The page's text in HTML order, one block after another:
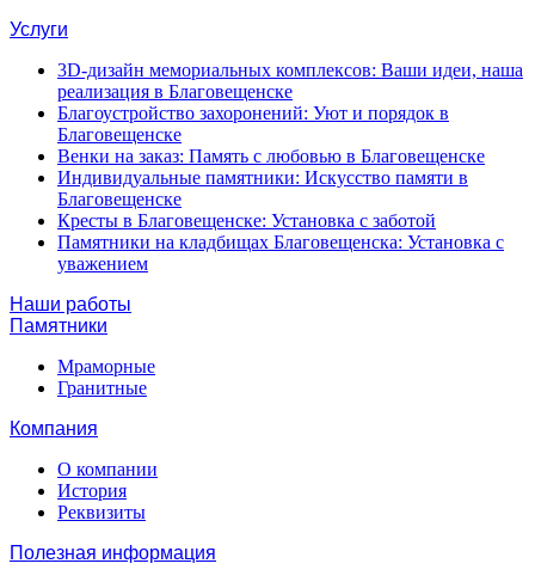
Услуги
3D-дизайн мемориальных комплексов: Ваши идеи, наша
реализация в Благовещенске
Благоустройство захоронений: Уют и порядок в
Благовещенске
Венки на заказ: Память с любовью в Благовещенске
Индивидуальные памятники: Искусство памяти в
Благовещенске
Кресты в Благовещенске: Установка с заботой
Памятники на кладбищах Благовещенска: Установка с
уважением
Наши работы
Памятники
Мраморные
Гранитные
Компания
О компании
История
Реквизиты
Полезная информация